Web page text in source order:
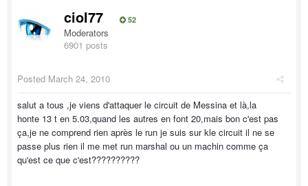
ciol77 52
Moderators
6901 posts
Posted March 24, 2010
salut a tous ,je viens d'attaquer le circuit de Messina et là,la
honte 13 t en 5.03,quand les autres en font 20,mais bon c'est pas
ça,je ne comprend rien après le run je suis sur kle circuit il ne se
passe plus rien il me met run marshal ou un machin comme ça
qu'est ce que c'est??????????